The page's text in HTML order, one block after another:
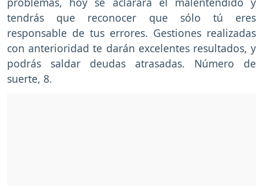
tendrás que reconocer que sólo tú eres
responsable de tus errores. Gestiones realizadas
con anterioridad te darán excelentes resultados, y
podrás saldar deudas atrasadas. Número de
suerte, 8.